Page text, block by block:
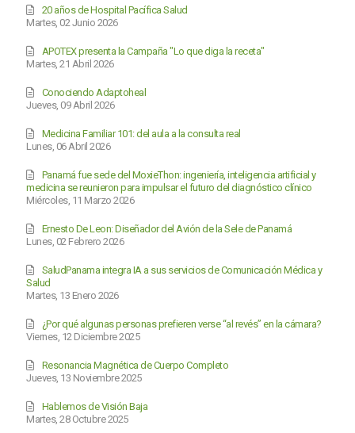
Martes, 02 Junio 2026
20 años de Hospital Pacífica Salud
Martes, 21 Abril 2026
APOTEX presenta la Campaña "Lo que diga la receta"
Jueves, 09 Abril 2026
Conociendo Adaptoheal
Lunes, 06 Abril 2026
Medicina Familiar 101: del aula a la consulta real
Miércoles, 11 Marzo 2026
Panamá fue sede del MoxieThon: ingeniería, inteligencia artificial y
medicina se reunieron para impulsar el futuro del diagnóstico clínico
Lunes, 02 Febrero 2026
Ernesto De Leon: Diseñador del Avión de la Sele de Panamá
Martes, 13 Enero 2026
SaludPanama integra IA a sus servicios de Comunicación Médica y
Salud
Viernes, 12 Diciembre 2025
¿Por qué algunas personas prefieren verse “al revés” en la cámara?
Jueves, 13 Noviembre 2025
Resonancia Magnética de Cuerpo Completo
Martes, 28 Octubre 2025
Hablemos de Visión Baja